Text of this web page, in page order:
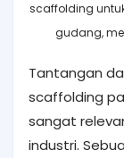
scaffolding
gudang,
Tantangan
scaffolding
sangat
industri.